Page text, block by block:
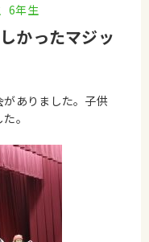
6年生
かったマジッ
がありました。子供
。